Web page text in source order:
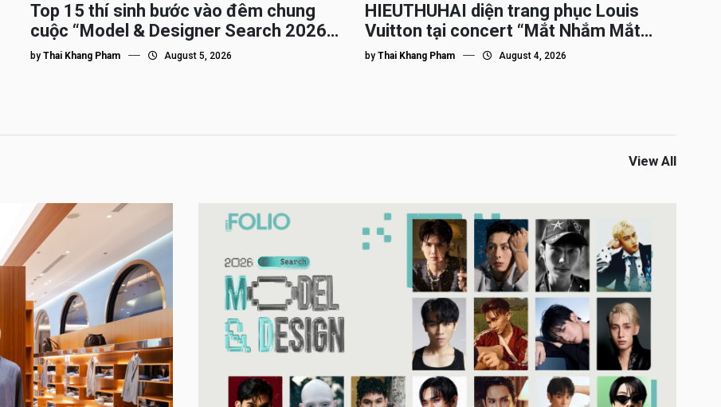
Top 15 thí sinh bước vào đêm chung
cuộc “Model & Designer Search 2026”,
họ là ai?
by Thai Khang Pham August 5, 2026
HIEUTHUHAI diện trang phục Louis
Vuitton tại concert “Mắt Nhắm Mắt
Mở”
byThai Khang Pham August 4, 2026
View All